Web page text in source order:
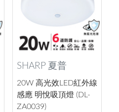
SHARP 夏普
20W 高光效LED紅外線
感應 明悅吸頂燈 (DL-
ZA0039)